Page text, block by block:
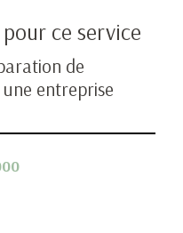
ce service
de
entreprise